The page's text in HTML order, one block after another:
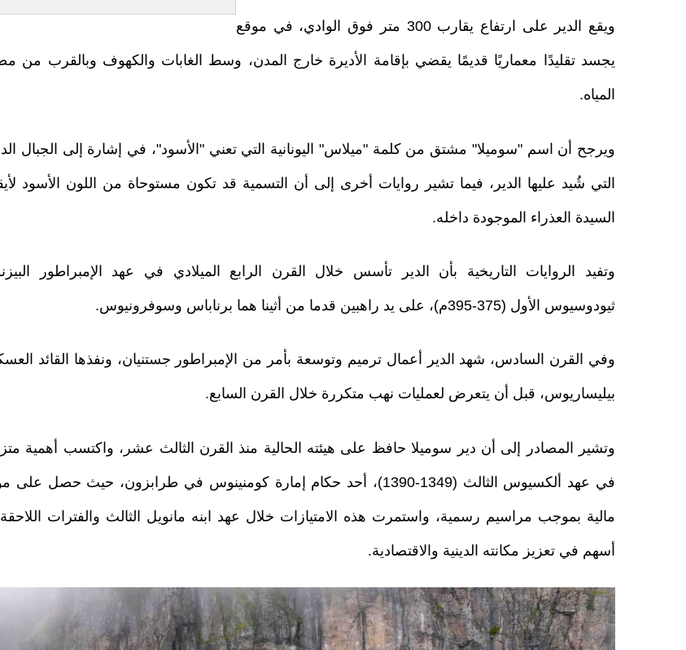
ويقع الدير على ارتفاع يقارب 300 متر فوق الوادي، في موقع
يجسد تقليدًا معماريًا قديمًا يقضي بإقامة الأديرة خارج المدن، وسط الغابات والكهوف وبالقرب من
المياه.
ويرجح أن اسم "سوميلا" مشتق من كلمة "ميلاس" اليونانية التي تعني "الأسود"، في إشارة إلى الجبال
التي شُيد عليها الدير، فيما تشير روايات أخرى إلى أن التسمية قد تكون مستوحاة من اللون الأسود
السيدة العذراء الموجودة داخله.
وتفيد الروايات التاريخية بأن الدير تأسس خلال القرن الرابع الميلادي في عهد الإمبراطور
ثيودوسيوس الأول (375-395م)، على يد راهبين قدما من أثينا هما برناباس وسوفرونيوس.
وفي القرن السادس، شهد الدير أعمال ترميم وتوسعة بأمر من الإمبراطور جستنيان، ونفذها القائد
بيليساريوس، قبل أن يتعرض لعمليات نهب متكررة خلال القرن السابع.
وتشير المصادر إلى أن دير سوميلا حافظ على هيئته الحالية منذ القرن الثالث عشر، واكتسب أهمية
في عهد ألكسيوس الثالث (1349-1390)، أحد حكام إمارة كومنينوس في طرابزون، حيث حصل على
مالية بموجب مراسيم رسمية، واستمرت هذه الامتيازات خلال عهد ابنه مانويل الثالث والفترات
أسهم في تعزيز مكانته الدينية والاقتصادية.
20251225115822358_trabzon_sumela_manastiri4_kopya.jpg